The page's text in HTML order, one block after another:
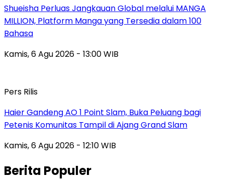
Shueisha Perluas Jangkauan Global melalui MANGA
MILLION, Platform Manga yang Tersedia dalam 100
Bahasa
Kamis, 6 Agu 2026 - 13:00 WIB
Pers Rilis
Haier Gandeng AO 1 Point Slam, Buka Peluang bagi
Petenis Komunitas Tampil di Ajang Grand Slam
Kamis, 6 Agu 2026 - 12:10 WIB
Berita Populer